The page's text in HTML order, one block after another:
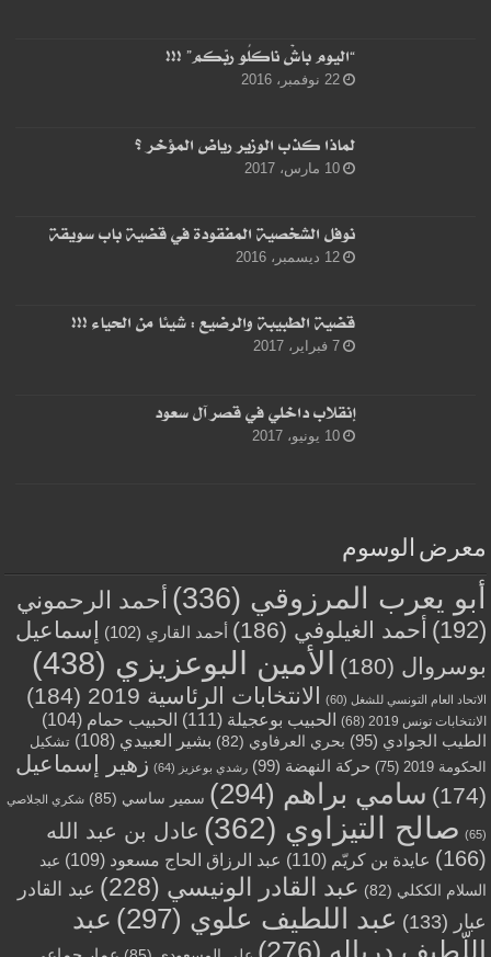
“اليوم باشْ ناكلُو ربّكم” !!!
22 نوفمبر، 2016
لماذا كذب الوزير رياض المؤخر ؟
10 مارس، 2017
نوفل الشخصية المفقودة في قضية باب سويقة
12 ديسمبر، 2016
قضية الطبيبة والرضيع : شيئا من الحياء !!!
7 فبراير، 2017
إنقلاب داخلي في قصر آل سعود
10 يونيو، 2017
معرض الوسوم
أبو يعرب المرزوقي (336)
أحمد الرحموني
(192)
أحمد الغيلوفي (186) أحمد القاري (102)
إسماعيل
بوسروال (180) الأمين البوعزيزي (438)
الاتحاد العام التونسي للشغل (60) الانتخابات الرئاسية 2019 (184)
الانتخابات تونس 2019 (68) الحبيب بوعجيلة (111) الحبيب حمام (104)
الطيب الجوادي (95) بحري العرفاوي (82) بشير العبيدي (108)
تشكيل
الحكومة 2019
(75) حركة النهضة (99) رشدي بوعزيز (64)
زهير إسماعيل
(174)
سامي براهم (294) سمير ساسي (85) شكري الجلاصي
(65) صالح التيزاوي (362)
عادل بن عبد الله
(166)
عايدة بن كريّم (110) عبد الرزاق الحاج مسعود (109)
عبد
السلام الككلي (82) عبد القادر الونيسي (228)
عبد القادر
عبار (133) عبد اللطيف علوي (297)
عبد
اللّطيف درباله (276)